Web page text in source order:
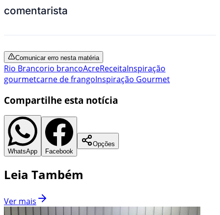
comentarista
Comunicar erro nesta matéria
Rio Brancorio brancoAcreReceitaInspiração
gourmetcarne de frangoInspiração Gourmet
Compartilhe esta notícia
WhatsApp Facebook
Opções
Leia Também
Ver mais